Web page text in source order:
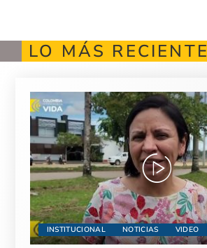
LO MÁS RECIENTE
INSTITUCIONAL NOTICIAS VIDEO